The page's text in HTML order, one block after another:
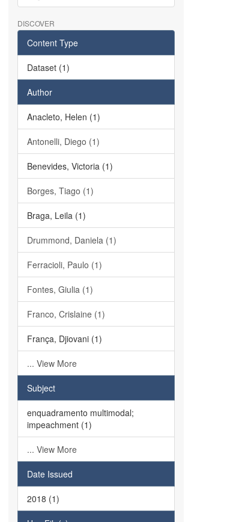
DISCOVER
Content Type
Dataset (1)
Author
Anacleto, Helen (1)
Antonelli, Diego (1)
Benevides, Victoria (1)
Borges, Tiago (1)
Braga, Leila (1)
Drummond, Daniela (1)
Ferracioli, Paulo (1)
Fontes, Giulia (1)
Franco, Crislaine (1)
França, Djiovani (1)
... View More
Subject
enquadramento multimodal;
impeachment (1)
... View More
Date Issued
2018 (1)